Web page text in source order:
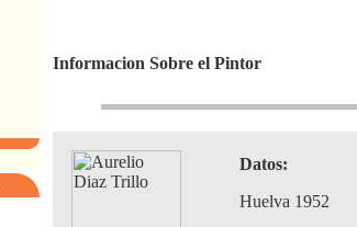
Informacion Sobre el Pintor
Datos:
Huelva 1952